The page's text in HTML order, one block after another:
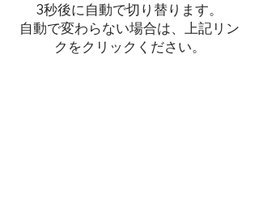
3秒後に自動で切り替ります。
自動で変わらない場合は、上記リン
クをクリックください。